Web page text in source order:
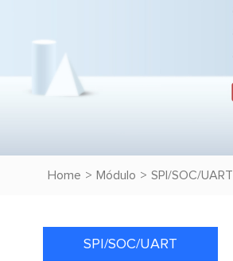
Home > Módulo > SPI/SOC/UART
SPI/SOC/UART